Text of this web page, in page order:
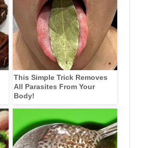
This Simple Trick Removes
All Parasites From Your
Body!